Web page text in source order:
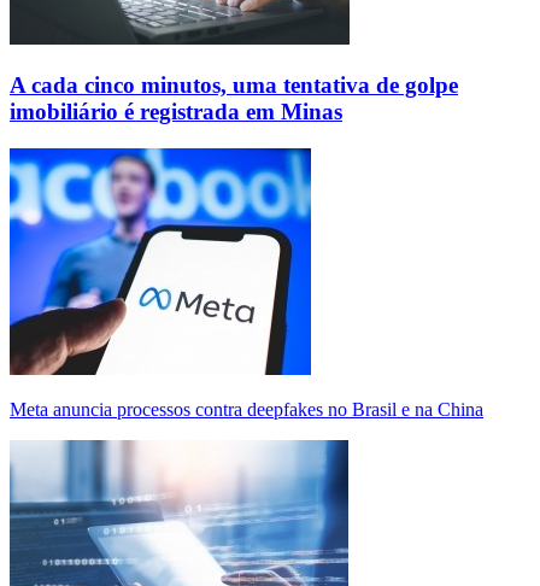
A cada cinco minutos, uma tentativa de golpe
imobiliário é registrada em Minas
Meta anuncia processos contra deepfakes no Brasil e na China